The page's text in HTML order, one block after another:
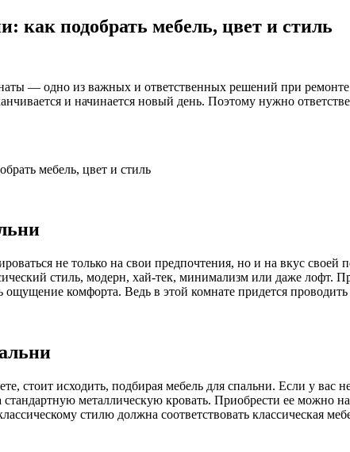
как подобрать мебель, цвет и стиль
— одно из важных и ответственных решений при
и начинается новый день. Поэтому нужно
не только на свои предпочтения, но и на вкус
стиль, модерн, хай-тек, минимализм или даже лофт.
комфорта. Ведь в этой комнате придется
стоит исходить, подбирая мебель для спальни. Если у
металлическую кровать. Приобрести ее можно
стилю должна соответствовать классическая